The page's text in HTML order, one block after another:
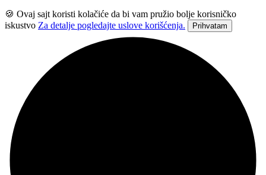
🍪 Ovaj sajt koristi kolačiće da bi vam pružio bolje korisničko
iskustvo Za detalje pogledajte uslove korišćenja. Prihvatam